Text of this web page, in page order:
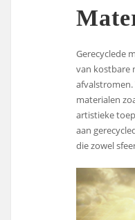
Gerecyclede
van kostbare
materialen
artistieke
aan
die zowel